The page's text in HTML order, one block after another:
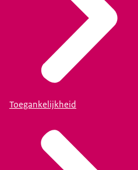
Toegankelijkheid